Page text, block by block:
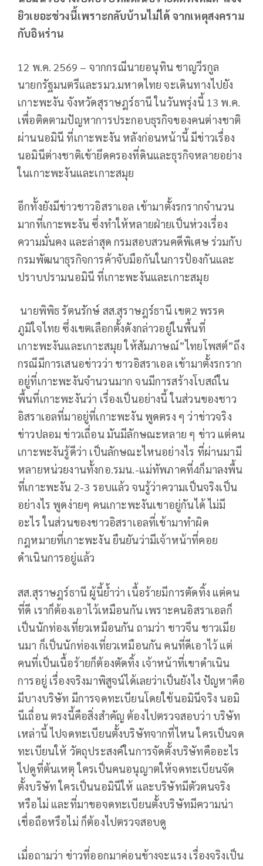
ยิวเยอะช่วงนี้เพราะกลับบ้านไม่ได้ จากเหตุสงคราม
กับอิหร่าน
12 พ.ค. 2569 – จากกรณีนายอนุทิน ชาญวีรกูล
นายกรัฐมนตรีและรมว.มหาดไทย จะเดินทางไปยัง
เกาะพะงัน จังหวัดสุราษฎร์ธานี ในวันพรุ่งนี้ 13 พ.ค.
เพื่อติดตามปัญหาการประกอบธุรกิจของคนต่างชาติ
ผ่านนอมินี ที่เกาะพะงัน หลังก่อนหน้านี้ มีข่าวเรื่อง
นอมินีต่างชาติเข้ายึดครองที่ดินและธุรกิจหลายอย่าง
ในเกาะพะงันและเกาะสมุย
อีกทั้งยังมีข่าวชาวอิสราเอล เข้ามาตั้งรกรากจำนวน
มากที่เกาะพะงัน ซึ่งทำให้หลายฝ่ายเป็นห่วงเรื่อง
ความมั่นคง และล่าสุด กรมสอบสวนคดีพิเศษ ร่วมกับ
กรมพัฒนาธุรกิจการค้าจับมือกันในการป้องกันและ
ปราบปรามนอมินี ที่เกาะพะงันและเกาะสมุย
นายพิพิธ รัตนรักษ์ สส.สุราษฎร์ธานี เขต2 พรรค
ภูมิใจไทย ซึ่งเขตเลือกตั้งดังกล่าวอยู่ในพื้นที่
เกาะพะงันและเกาะสมุย ให้สัมภาษณ์”ไทยโพสต์”ถึง
กรณีมีการเสนอข่าวว่า ชาวอิสราเอล เข้ามาตั้งรกราก
อยู่ที่เกาะพะงันจำนวนมาก จนมีการสร้างโบสถ์ใน
พื้นที่เกาะพะงันว่า เรื่องเป็นอย่างนี้ ในส่วนของชาว
อิสราเอลที่มาอยู่ที่เกาะพะงัน พูดตรง ๆ ว่าข่าวจริง
ข่าวปลอม ข่าวเถื่อน มันมีลักษณะหลาย ๆ ข่าว แต่คน
เกาะพะงันรู้ดีว่า เป็นลักษณะไหนอย่างไร ที่ผ่านมามี
หลายหน่วยงานทั้งกอ.รมน.-แม่ทัพภาคที่4ก็มาลงพื้น
ที่เกาะพะงัน 2-3 รอบแล้ว จนรู้ว่าความเป็นจริงเป็น
อย่างไร พูดง่ายๆ คนเกาะพะงันเขาอยู่กันได้ ไม่มี
อะไร ในส่วนของชาวอิสราเอลที่เข้ามาทำผิด
กฎหมายที่เกาะพะงัน ยืนยันว่ามีเจ้าหน้าที่คอย
ดำเนินการอยู่แล้ว
สส.สุราษฎร์ธานี ผู้นี้ย้ำว่า เนื้อร้ายมีการตัดทิ้ง แต่คน
ที่ดี เราก็ต้องเอาไว้เหมือนกัน เพราะคนอิสราเอลก็
เป็นนักท่องเที่ยวเหมือนกัน ถามว่า ชาวจีน ชาวเมีย
นมา ก็เป็นนักท่องเที่ยวเหมือนกัน คนที่ดีเอาไว้ แต่
คนที่เป็นเนื้อร้ายก็ต้องตัดทิ้ง เจ้าหน้าที่เขาดำเนิน
การอยู่ เรื่องจริงมาพิสูจน์ได้เลยว่าเป็นยังไง ปัญหาคือ
มีบางบริษัท มีการจดทะเบียนโดยใช้นอมินีจริง นอมิ
นีเถื่อน ตรงนี้คือสิ่งสำคัญ ต้องไปตรวจสอบว่า บริษัท
เหล่านี้ ไปจดทะเบียนตั้งบริษัทจากที่ไหน ใครเป็นจด
ทะเบียนให้ วัตถุประสงค์ในการจัดตั้งบริษัทคืออะไร
ไปดูที่ต้นเหตุ ใครเป็นคนอนุญาตให้จดทะเบียนจัด
ตั้งบริษัท ใครเป็นนอมินีให้ และบริษัทมีตัวตนจริง
หรือไม่ และที่มาขอจดทะเบียนตั้งบริษัทมีความน่า
เชื่อถือหรือไม่ ก็ต้องไปตรวจสอบดู
เมื่อถามว่า ข่าวที่ออกมาค่อนข้างจะแรง เรื่องจริงเป็น